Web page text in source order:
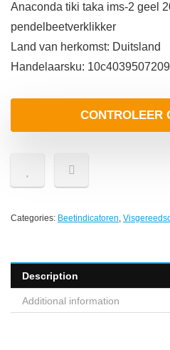
Anaconda tiki taka ims-2 geel
pendelbeetverklikker
Land van herkomst: Duitsland
Handelaarsku:
CONTROLEER
Categories: Beetindicatoren,
Description
Additional information